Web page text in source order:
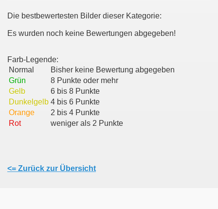
Die bestbewertesten Bilder dieser Kategorie:
Es wurden noch keine Bewertungen abgegeben!
Farb-Legende:
Normal
Bisher keine Bewertung abgegeben
Grün
8 Punkte oder mehr
Gelb
6 bis 8 Punkte
Dunkelgelb 4 bis 6 Punkte
Orange
2 bis 4 Punkte
Rot
weniger als 2 Punkte
<= Zurück zur Übersicht